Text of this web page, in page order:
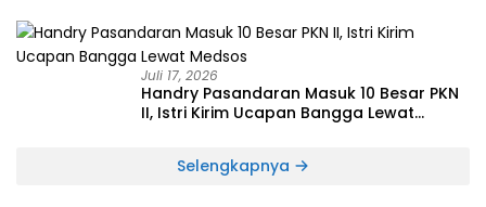
Juli 17, 2026
Handry Pasandaran Masuk 10 Besar PKN
II, Istri Kirim Ucapan Bangga Lewat
Selengkapnya